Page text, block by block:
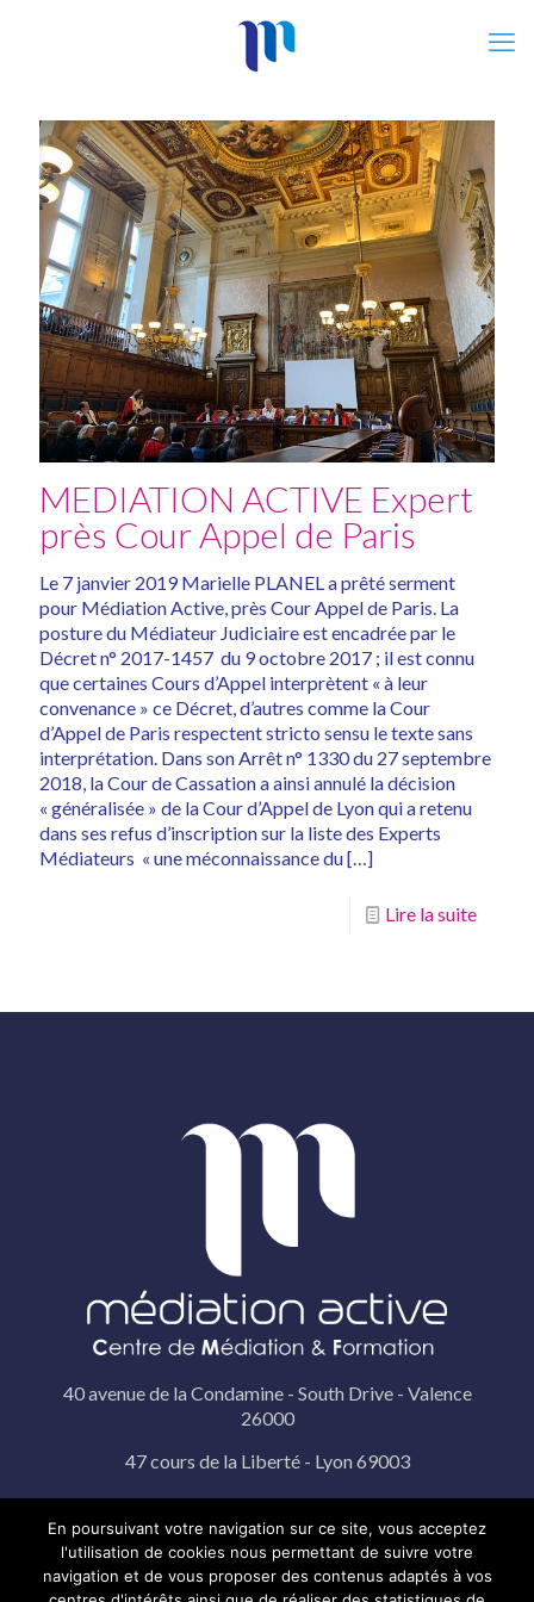
MEDIATION ACTIVE Expert
près Cour Appel de Paris
Le 7 janvier 2019 Marielle PLANEL a prêté serment
pour Médiation Active, près Cour Appel de Paris. La
posture du Médiateur Judiciaire est encadrée par le
Décret n° 2017-1457 du 9 octobre 2017 ; il est connu
que certaines Cours d’Appel interprètent « à leur
convenance » ce Décret, d’autres comme la Cour
d’Appel de Paris respectent stricto sensu le texte sans
interprétation. Dans son Arrêt n° 1330 du 27 septembre
2018, la Cour de Cassation a ainsi annulé la décision
« généralisée » de la Cour d’Appel de Lyon qui a retenu
dans ses refus d’inscription sur la liste des Experts
Médiateurs « une méconnaissance du[…]
Lire la suite
40 avenue de la Condamine - South Drive - Valence
26000
47 cours de la Liberté - Lyon 69003
19 rue Pérignon - Paris 75015
© 2022 Médiation Active | Mentions légales
Politique de
confidentialité |Réalisation La Boite Digitale
En poursuivant votre navigation sur ce site, vous acceptez
l'utilisation de cookies nous permettant de suivre votre
navigation et de vous proposer des contenus adaptés à vos